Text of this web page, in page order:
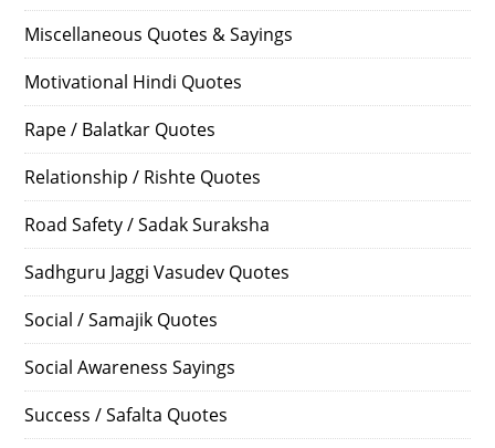
Miscellaneous Quotes & Sayings
Motivational Hindi Quotes
Rape / Balatkar Quotes
Relationship / Rishte Quotes
Road Safety / Sadak Suraksha
Sadhguru Jaggi Vasudev Quotes
Social / Samajik Quotes
Social Awareness Sayings
Success / Safalta Quotes